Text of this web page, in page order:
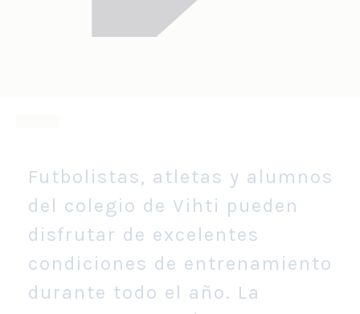
Futbolistas, atletas y alumnos
del colegio de Vihti pueden
disfrutar de excelentes
condiciones de entrenamiento
durante todo el año. La